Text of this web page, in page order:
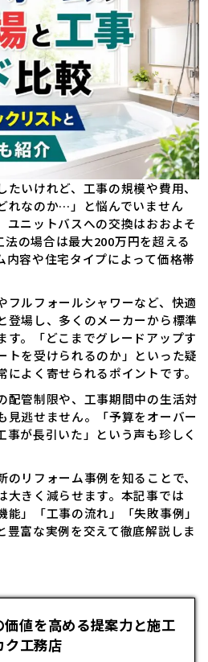
たいけれど、工事の規模や費用、
れなのか…」と悩んでいません
ユニットバスへの交換はおおよそ
の場合は最大200万円を超える
内容や住宅タイプによって価格帯
フルフォールシャワーなど、快適
登場し、多くのメーカーから標準
す。「どこまでグレードアップす
トを受けられるのか」といった疑
よく寄せられるポイントです。
配管制限や、工事期間中の生活対
見逃せません。「予算をオーバー
事が長引いた」という声も珍しく
リフォーム事例を知ることで、
大きく減らせます。本記事では
能」「工事の流れ」「失敗事例」
豊富な実例を交えて徹底解説しま
価値を高める提案力と施工
ク工務店